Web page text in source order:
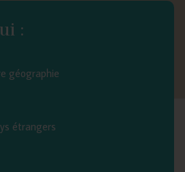
:
géographie
étrangers